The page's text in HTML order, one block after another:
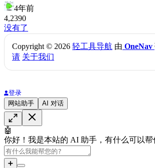
4年前
4,2390
没有了
Copyright © 2026 轻工具导航 由 OneNav
请 关于我们
登录
网站助手
AI 对话
🤖
你好！我是本站的 AI 助手，有什么可以帮
➕